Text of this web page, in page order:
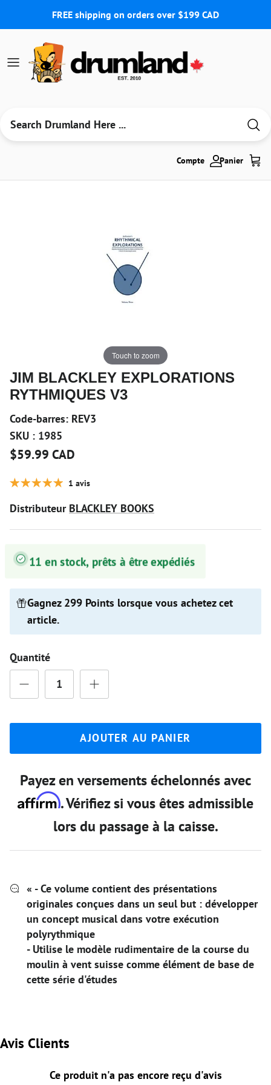
FREE shipping on orders over $199 CAD
Compte Panier
Touch to zoom
JIM BLACKLEY EXPLORATIONS
RYTHMIQUES V3
Code-barres: REV3
SKU : 1985
$59.99 CAD
1 avis
Distributeur BLACKLEY BOOKS
11 en stock, prêts à être expédiés
Gagnez 299 Points lorsque vous achetez cet
article.
Quantité
AJOUTER AU PANIER
Payez en versements échelonnés avec
Affirm. Vérifiez si vous êtes admissible
lors du passage à la caisse.
« - Ce volume contient des présentations
originales conçues dans un seul but : développer
un concept musical dans votre exécution
polyrythmique
- Utilise le modèle rudimentaire de la course du
moulin à vent suisse comme élément de base de
cette série d'études
Avis Clients
Ce produit n'a pas encore reçu d'avis